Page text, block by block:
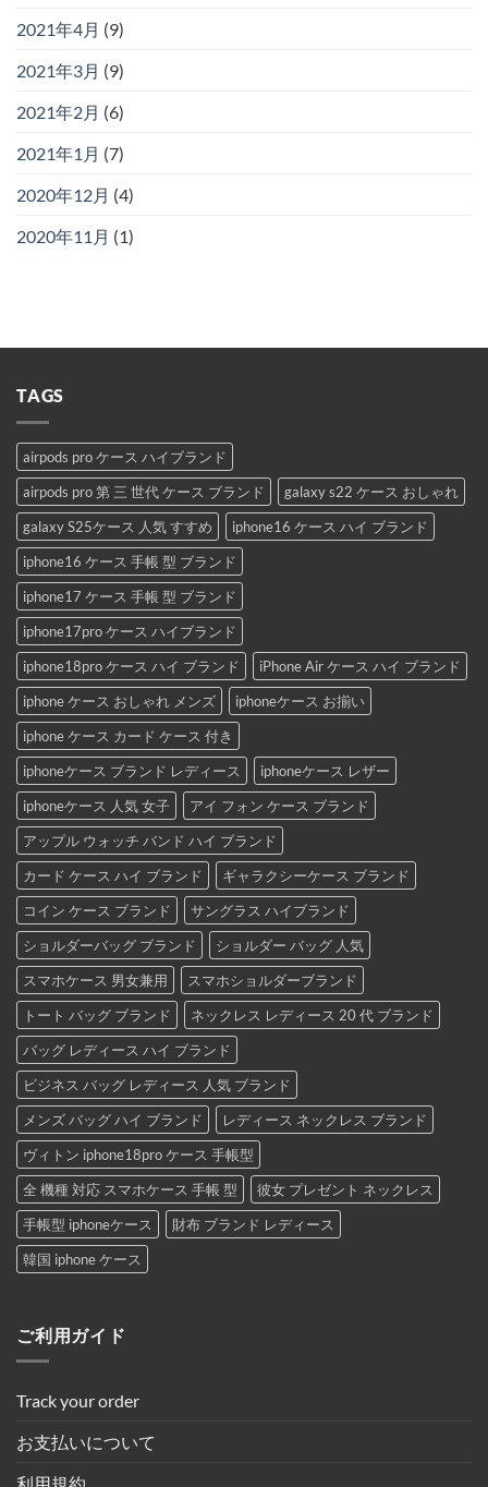
2021年4月 (9)
2021年3月 (9)
2021年2月 (6)
2021年1月 (7)
2020年12月 (4)
2020年11月 (1)
TAGS
airpods pro ケース ハイブランド
airpods pro 第 三 世代 ケース ブランド
galaxy s22 ケース おしゃれ
galaxy S25ケース 人気 すすめ
iphone16 ケース ハイ ブランド
iphone16 ケース 手帳 型 ブランド
iphone17 ケース 手帳 型 ブランド
iphone17pro ケース ハイブランド
iphone18pro ケース ハイ ブランド
iPhone Air ケース ハイ ブランド
iphone ケース おしゃれ メンズ
iphoneケース お揃い
iphone ケース カード ケース 付き
iphoneケース ブランド レディース
iphoneケース レザー
iphoneケース 人気 女子
アイ フォン ケース ブランド
アップル ウォッチ バンド ハイ ブランド
カード ケース ハイ ブランド
ギャラクシーケース ブランド
コイン ケース ブランド
サングラス ハイブランド
ショルダーバッグ ブランド
ショルダー バッグ 人気
スマホケース 男女兼用
スマホショルダーブランド
トート バッグ ブランド
ネックレス レディース 20 代 ブランド
バッグ レディース ハイ ブランド
ビジネス バッグ レディース 人気 ブランド
メンズ バッグ ハイ ブランド
レディース ネックレス ブランド
ヴィトン iphone18pro ケース 手帳型
全 機種 対応 スマホケース 手帳 型
彼女 プレゼント ネックレス
手帳型 iphoneケース
財布 ブランド レディース
韓国 iphone ケース
ご利用ガイド
Track your order
お支払いについて